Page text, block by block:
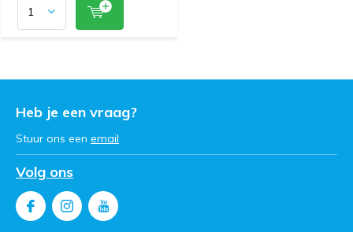
Heb je een vraag?
Stuur ons een email
Volg ons